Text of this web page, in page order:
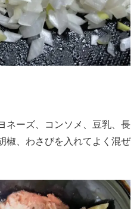
ネーズ、コンソメ、豆乳、長
椒、わさびを入れてよく混ぜ